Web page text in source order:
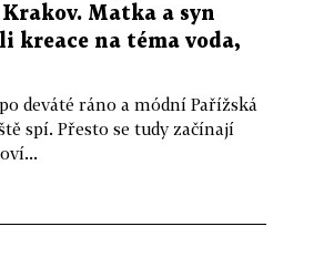
Matka a syn
kreace na téma voda,
deváté ráno a módní Pařížská
spí. Přesto se tudy začínají